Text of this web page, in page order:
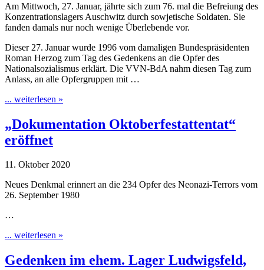
Am Mittwoch, 27. Januar, jährte sich zum 76. mal die Befreiung des
Konzentrationslagers Auschwitz durch sowjetische Soldaten. Sie
fanden damals nur noch wenige Überlebende vor.
Dieser 27. Januar wurde 1996 vom damaligen Bundespräsidenten
Roman Herzog zum Tag des Gedenkens an die Opfer des
Nationalsozialismus erklärt. Die VVN-BdA nahm diesen Tag zum
Anlass, an alle Opfergruppen mit …
... weiterlesen »
„Dokumentation Oktoberfestattentat“
eröffnet
11. Oktober 2020
Neues Denkmal erinnert an die 234 Opfer des Neonazi-Terrors vom
26. September 1980
…
... weiterlesen »
Gedenken im ehem. Lager Ludwigsfeld,